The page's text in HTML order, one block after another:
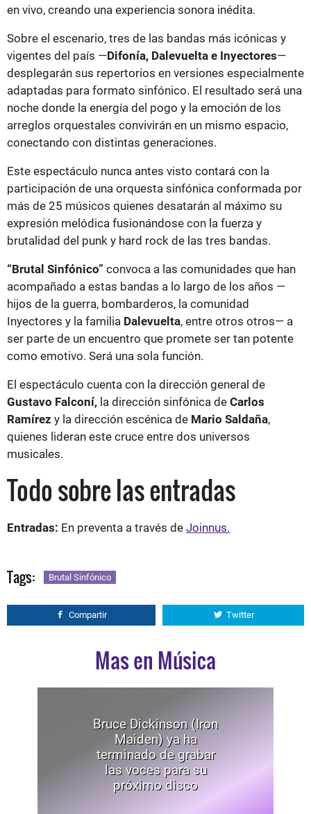
en vivo, creando una experiencia sonora inédita.
Sobre el escenario, tres de las bandas más icónicas y
vigentes del país —Difonía, Dalevuelta e Inyectores—
desplegarán sus repertorios en versiones especialmente
adaptadas para formato sinfónico. El resultado será una
noche donde la energía del pogo y la emoción de los
arreglos orquestales convivirán en un mismo espacio,
conectando con distintas generaciones.
Este espectáculo nunca antes visto contará con la
participación de una orquesta sinfónica conformada por
más de 25 músicos quienes desatarán al máximo su
expresión melódica fusionándose con la fuerza y
brutalidad del punk y hard rock de las tres bandas.
“Brutal Sinfónico” convoca a las comunidades que han
acompañado a estas bandas a lo largo de los años —
hijos de la guerra, bombarderos, la comunidad
Inyectores y la familia Dalevuelta, entre otros otros— a
ser parte de un encuentro que promete ser tan potente
como emotivo. Será una sola función.
El espectáculo cuenta con la dirección general de
Gustavo Falconí, la dirección sinfónica de Carlos
Ramírez y la dirección escénica de Mario Saldaña,
quienes lideran este cruce entre dos universos
musicales.
Todo sobre las entradas
Entradas: En preventa a través de Joinnus.
Tags: Brutal Sinfónico
Compartir Twitter
Mas en Música
Bruce Dickinson (Iron
Maiden) ya ha
terminado de grabar
las voces para su
próximo disco